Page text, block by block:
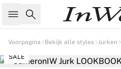
Zoeken
Voorpagina Bekijk alle styles Jurken
SALE